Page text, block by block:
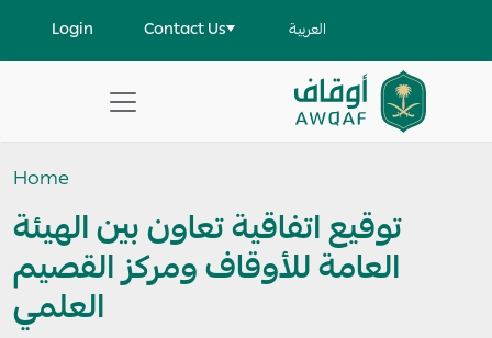
User account menu
Login Contact Us العربية
Search
help
Home
توقيع اتفاقية تعاون بين الهيئة
العامة للأوقاف ومركز القصيم
العلمي